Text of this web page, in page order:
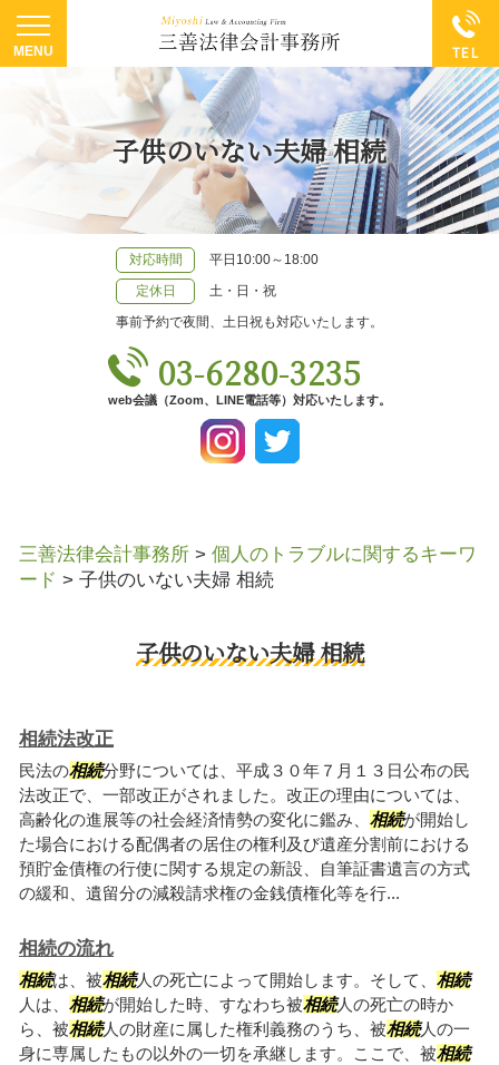
子供のいない夫婦 相続
対応時間
平日10:00～18:00
定休日
土・日・祝
事前予約で夜間、土日祝も対応いたします。
03-6280-3235
web会議（Zoom、LINE電話等）対応いたします。
三善法律会計事務所 > 個人のトラブルに関するキーワ
ード > 子供のいない夫婦 相続
子供のいない夫婦 相続
相続法改正
民法の相続分野については、平成３０年７月１３日公布の民
法改正で、一部改正がされました。改正の理由については、
高齢化の進展等の社会経済情勢の変化に鑑み、 相続が開始し
た場合における配偶者の居住の権利及び遺産分割前における
預貯金債権の行使に関する規定の新設、自筆証書遺言の方式
の緩和、遺留分の減殺請求権の金銭債権化等を行...
相続の流れ
相続は、被相続人の死亡によって開始します。そして、 相続
人は、 相続が開始した時、すなわち被相続人の死亡の時か
ら、被相続人の財産に属した権利義務のうち、被相続人の一
身に専属したもの以外の一切を承継します。ここで、被相続